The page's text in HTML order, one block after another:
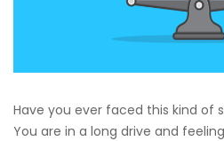
Have you ever faced this kind of
You are in a long drive and